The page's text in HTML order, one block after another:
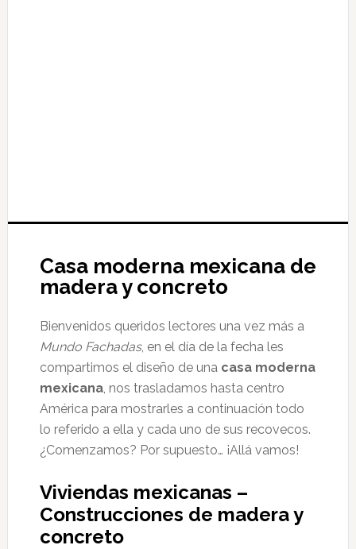
Casa moderna mexicana de
madera y concreto
Bienvenidos queridos lectores una vez más a
Mundo Fachadas, en el día de la fecha les
compartimos el diseño de una casa moderna
mexicana, nos trasladamos hasta centro
América para mostrarles a continuación todo
lo referido a ella y cada uno de sus recovecos.
¿Comenzamos? Por supuesto… ¡Allá vamos!
Viviendas mexicanas –
Construcciones de madera y
concreto